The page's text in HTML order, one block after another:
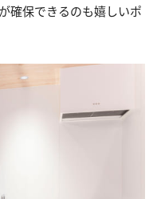
確保できるのも嬉しいポ